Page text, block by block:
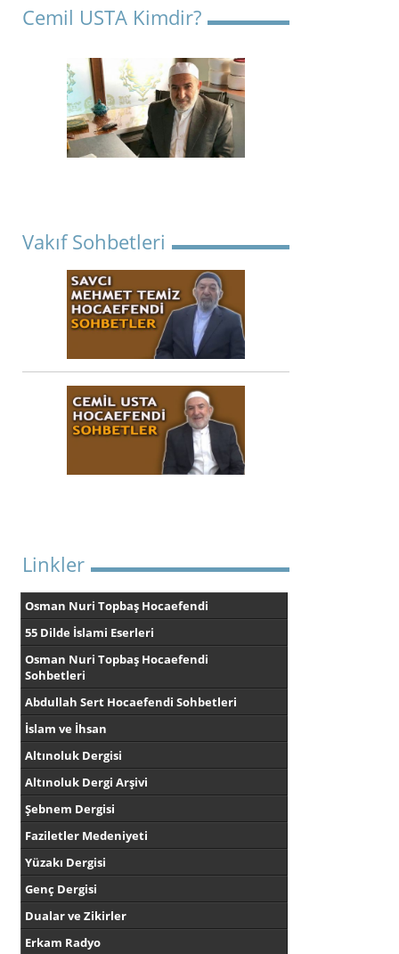
Cemil USTA Kimdir?
Vakıf Sohbetleri
Linkler
Osman Nuri Topbaş Hocaefendi
55 Dilde İslami Eserleri
Osman Nuri Topbaş Hocaefendi
Sohbetleri
Abdullah Sert Hocaefendi Sohbetleri
İslam ve İhsan
Altınoluk Dergisi
Altınoluk Dergi Arşivi
Şebnem Dergisi
Faziletler Medeniyeti
Yüzakı Dergisi
Genç Dergisi
Dualar ve Zikirler
Erkam Radyo